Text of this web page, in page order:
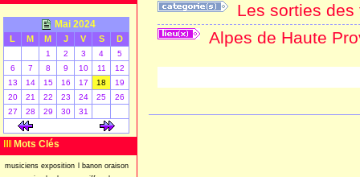
Mai 2024
L M M J V S D
1 2 3 4
5
6
7 8 9 10 11
12
13
14 15 16 17 [18
19
20
21 22 23 24 25
26
27
28 29 30 31
Mots Clés
musiciens exposition banon oraison
Les sorties des
Alpes de Haute